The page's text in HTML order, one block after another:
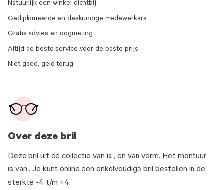
Over deze bril
Deze bril uit de collectie van is , en van vorm. Het montuur
is van . Je kunt online een enkelvoudige bril bestellen in de
sterkte -4 t/m +4.
Natuurlijk een winkel dichtbij
Gediplomeerde en deskundige medewerkers
Gratis advies en oogmeting
Altijd de beste service voor de beste prijs
Niet goed, geld terug